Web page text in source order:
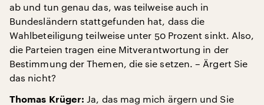
ab und tun genau das, was teilweise auch in
Bundesländern stattgefunden hat, dass die
Wahlbeteiligung teilweise unter 50 Prozent sinkt. Also,
die Parteien tragen eine Mitverantwortung in der
Bestimmung der Themen, die sie setzen. – Ärgert Sie
das nicht?
Thomas Krüger: Ja, das mag mich ärgern und Sie